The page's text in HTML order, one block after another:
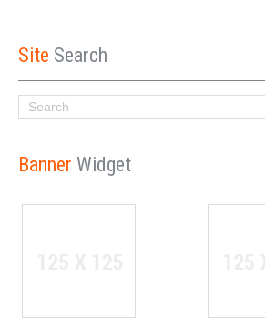
Site Search
Banner Widget